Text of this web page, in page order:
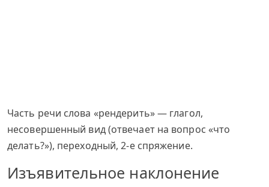
Часть речи слова «рендерить» — глагол,
несовершенный вид (отвечает на вопрос «что
делать?»), переходный, 2-е спряжение.
Изъявительное наклонение